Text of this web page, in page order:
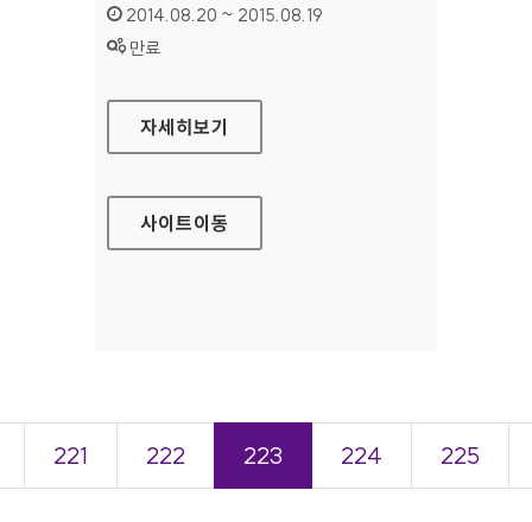
인증기간 :
2014.08.20 ~ 2015.08.19
상태 :
만료
교보문고 전자도서관 홈페이지
자세히보기
사이트이동
221 222 223 224 225